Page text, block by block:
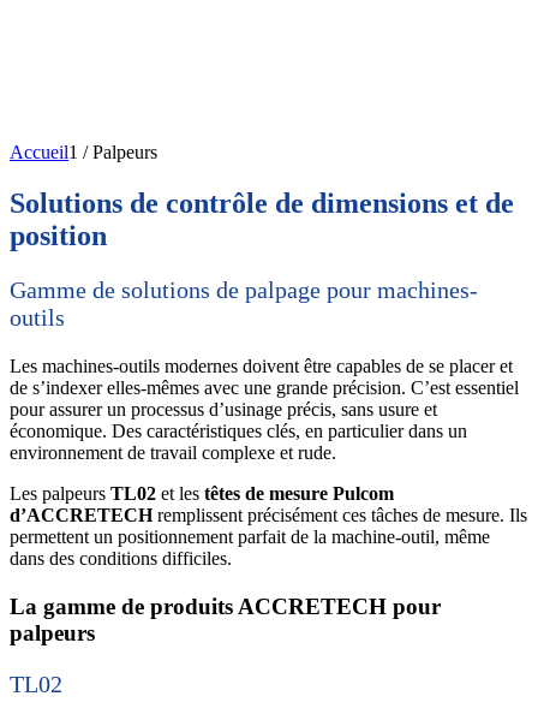
Accueil1 / Palpeurs
Solutions de contrôle de dimensions et de
position
Gamme de solutions de palpage pour machines-
outils
Les machines-outils modernes doivent être capables de se placer et
de s’indexer elles-mêmes avec une grande précision. C’est essentiel
pour assurer un processus d’usinage précis, sans usure et
économique. Des caractéristiques clés, en particulier dans un
environnement de travail complexe et rude.
Les palpeurs TL02 et les têtes de mesure Pulcom
d’ACCRETECHremplissent précisément ces tâches de mesure. Ils
permettent un positionnement parfait de la machine-outil, même
dans des conditions difficiles.
La gamme de produits ACCRETECH pour
palpeurs
TL02